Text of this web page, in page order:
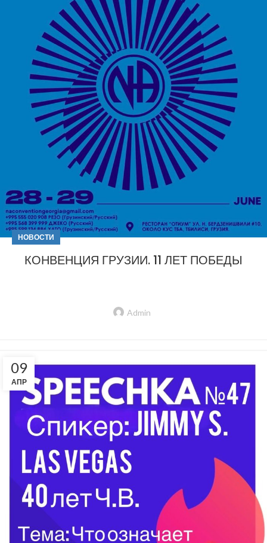
НОВОСТИ
КОНВЕНЦИЯ ГРУЗИИ. 11 ЛЕТ ПОБЕДЫ
Admin
09
АПР